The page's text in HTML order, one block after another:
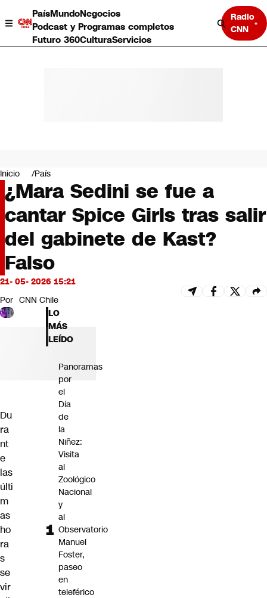
PaísMundoNegocios
Podcast y Programas completos
Futuro 360CulturaServicios
Radio
CNN
Negocios
Deportes
Programas completos
Cultura
Servicios
Bits
CNN Data
CNN tiempo
Futuro 360
Inicio País
¿Mara Sedini se fue a
cantar Spice Girls tras salir
del gabinete de Kast?
Falso
21- 05- 2026 15:21
Por CNN Chile
Du
ra
nt
e
las
últi
m
as
ho
ra
s
se
vir
LO
MÁS
LEÍDO
Panoramas
por
el
Día
de
la
Niñez:
Visita
al
Zoológico
Nacional
y
al
Observatorio
Manuel
Foster,
paseo
en
teleférico